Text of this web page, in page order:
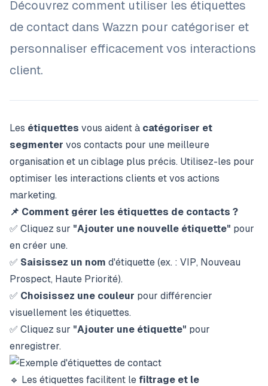
Découvrez comment utiliser les étiquettes
de contact dans Wazzn pour catégoriser et
personnaliser efficacement vos interactions
client.
Les étiquettes vous aident à catégoriser et
segmenter vos contacts pour une meilleure
organisation et un ciblage plus précis. Utilisez-les pour
optimiser les interactions clients et vos actions
marketing.
📌 Comment gérer les étiquettes de contacts ?
✅ Cliquez sur "Ajouter une nouvelle étiquette" pour
en créer une.
✅ Saisissez un nom d'étiquette (ex. : VIP, Nouveau
Prospect, Haute Priorité).
✅ Choisissez une couleur pour différencier
visuellement les étiquettes.
✅ Cliquez sur "Ajouter une étiquette" pour
enregistrer.
🔹 Les étiquettes facilitent le filtrage et le